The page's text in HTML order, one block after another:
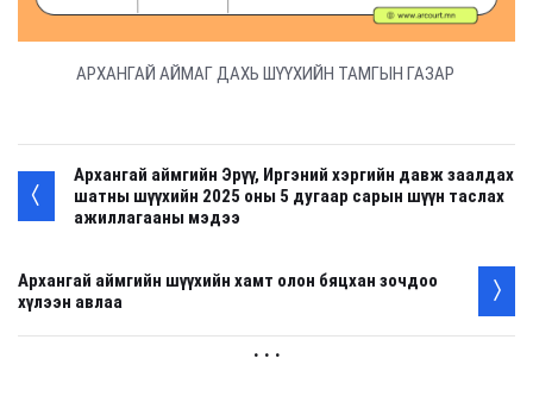
АРХАНГАЙ АЙМАГ ДАХЬ ШҮҮХИЙН ТАМГЫН ГАЗАР
Архангай аймгийн Эрүү, Иргэний хэргийн давж заалдах
шатны шүүхийн 2025 оны 5 дугаар сарын шүүн таслах
ажиллагааны мэдээ
Архангай аймгийн шүүхийн хамт олон бяцхан зочдоо
хүлээн авлаа
. . .